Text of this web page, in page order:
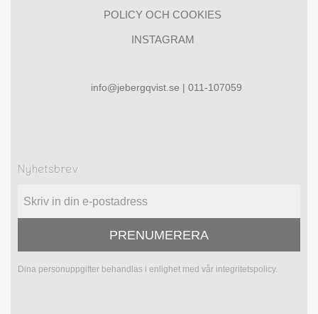
POLICY OCH COOKIES
INSTAGRAM
info@jebergqvist.se | 011-107059
Nyhetsbrev
PRENUMERERA
Dina personuppgifter behandlas i enlighet med vår integritetspolicy.